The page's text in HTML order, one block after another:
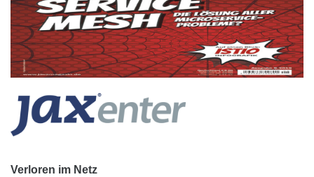
Verloren im Netz